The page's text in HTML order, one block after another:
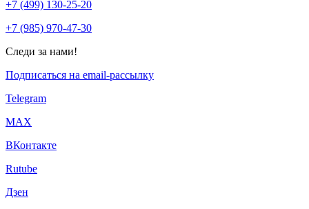
+7 (499) 130-25-20
+7 (985) 970-47-30
Следи за нами!
Подписаться на email-рассылку
Telegram
МАХ
ВКонтакте
Rutube
Дзен